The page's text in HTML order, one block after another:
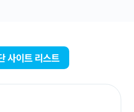
사이트 리스트